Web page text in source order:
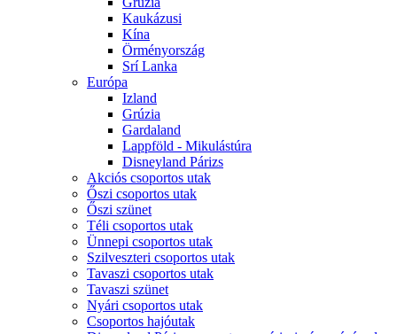
Kaukázusi
Kína
Örményország
Srí Lanka
Európa
Izland
Grúzia
Gardaland
Lappföld - Mikulástúra
Disneyland Párizs
Akciós csoportos utak
Őszi csoportos utak
Őszi szünet
Téli csoportos utak
Ünnepi csoportos utak
Szilveszteri csoportos utak
Tavaszi csoportos utak
Tavaszi szünet
Nyári csoportos utak
Csoportos hajóutak